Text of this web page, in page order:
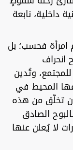
داخلية، نابعة
امرأة فحسب؛ بل
وتُدين
المحيط في
تخلّق من هذه
الصادق
لا يُعلن عنها